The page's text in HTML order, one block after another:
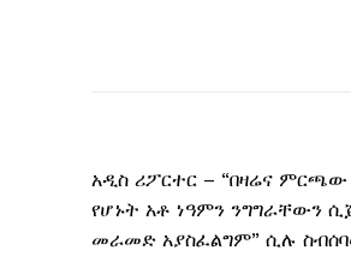
አዲስ ሪፖርተር – “በዛሬና
የሆኑት አቶ ነዓምን ንግግራቸውን
መራመድ አያስፈልግም” ሲሉ